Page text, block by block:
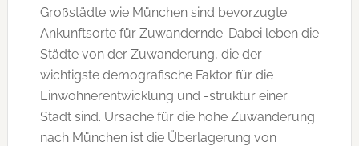
Großstädte wie München sind bevorzugte
Ankunftsorte für Zuwandernde. Dabei leben die
Städte von der Zuwanderung, die der
wichtigste demografische Faktor für die
Einwohnerentwicklung und -struktur einer
Stadt sind. Ursache für die hohe Zuwanderung
nach München ist die Überlagerung von